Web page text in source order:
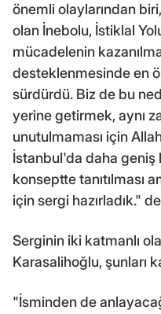
önemli olaylarından
olan İnebolu, İstiklal
mücadelenin
desteklenmesinde en
sürdürdü. Biz de bu
yerine getirmek, aynı
unutulmaması için
İstanbul'da daha geniş
konseptte tanıtılması
için sergi hazırladık."
Serginin iki katmanlı
Karasalihoğlu, şunları
"İsminden de